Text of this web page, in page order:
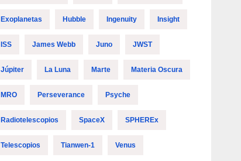
Exoplanetas Hubble Ingenuity Insight
ISS James Webb Juno JWST
Júpiter La Luna Marte Materia Oscura
MRO Perseverance Psyche
Radiotelescopios SpaceX SPHEREx
Telescopios Tianwen-1 Venus